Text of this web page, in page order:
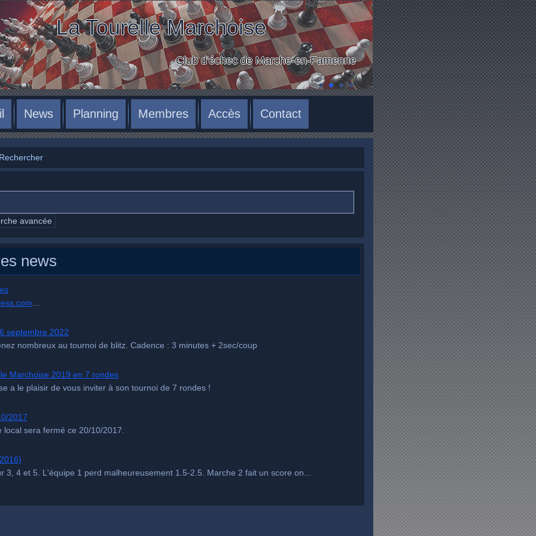
La Tourelle Marchoise
Club d'échec de Marche-en-Famenne
News Planning Membres Accès Contact
Rechercher
avancée
de la façon d'utiliser la fonction de recherche avancée:
des résultats contenant ces deux mots.
des résultats contenant l'un de ces deux mots.
renvoie des résultats contenant cette phrase exacte.
peuvent être affinés en utilisant une variété de critères, dont la sélection d'un ou plusieurs
news
septembre 2022
nombreux au tournoi de blitz. Cadence : 3 minutes + 2sec/coup
Marchoise 2019 en 7 rondes
a le plaisir de vous inviter à son tournoi de 7 rondes !
2017
local sera fermé ce 20/10/2017.
3, 4 et 5. L'équipe 1 perd malheureusement 1.5-2.5. Marche 2 fait un score on...